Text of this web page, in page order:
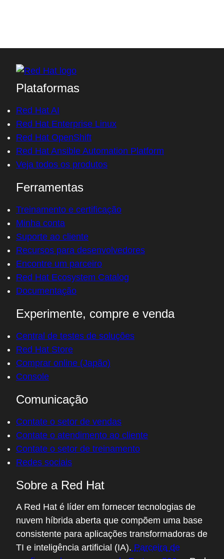
Plataformas
Red Hat AI
Red Hat Enterprise Linux
Red Hat OpenShift
Red Hat Ansible Automation Platform
Veja todos os produtos
Ferramentas
Treinamento e certificação
Minha conta
Suporte ao cliente
Recursos para desenvolvedores
Encontre um parceiro
Red Hat Ecosystem Catalog
Documentação
Experimente, compre e venda
Central de testes de soluções
Red Hat Store
Comprar online (Japão)
Console
Comunicação
Contate o setor de vendas
Contate o atendimento ao cliente
Contate o setor de treinamento
Redes sociais
Sobre a Red Hat
A Red Hat é líder em fornecer tecnologias de
nuvem híbrida aberta que compõem uma base
consistente para aplicações transformadoras de
TI e inteligência artificial (IA). Parceira de